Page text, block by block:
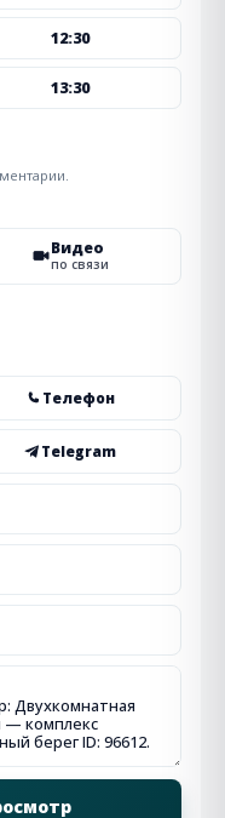
12:30
13:30
Видео
по связи
Телефон
Telegram